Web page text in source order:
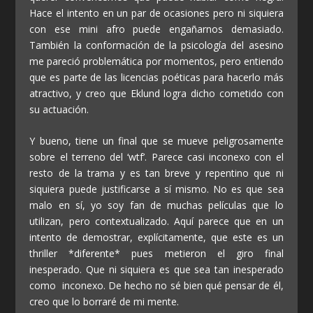
Hace el intento en un par de ocasiones pero ni siquiera
con ese mini afro puede engañarnos demasiado.
También la conformación de la psicología del asesino
me pareció problemática por momentos, pero entiendo
que es parte de las licencias poéticas para hacerlo más
atractivo, y creo que Eklund logra dicho cometido con
su actuación.
Y bueno, tiene un final que se mueve peligrosamente
sobre el terreno del ‘wtf’. Parece casi inconexo con el
resto de la trama y es tan breve y repentino que ni
siquiera puede justificarse a sí mismo. No es que sea
malo en sí, yo soy fan de muchas películas que lo
utilizan, pero contextualizado. Aquí parece que en un
intento de demostrar, explícitamente, que este es un
thriller *diferente* pues metieron el giro final
inesperado. Que ni siquiera es que sea tan inesperado
como inconexo. De hecho no sé bien qué pensar de él,
creo que lo borraré de mi mente.